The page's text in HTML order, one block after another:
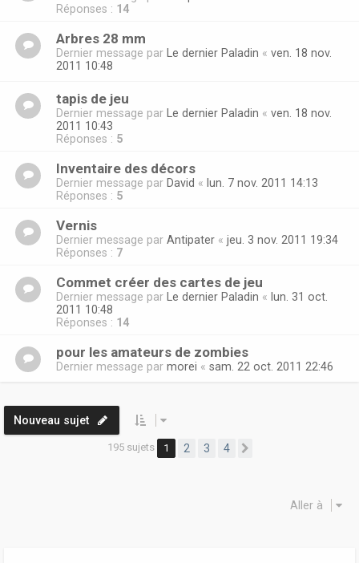
Réponses : 14
Arbres 28 mm
Dernier message par Le dernier Paladin « ven. 18 nov.
2011 10:48
tapis de jeu
Dernier message par Le dernier Paladin « ven. 18 nov.
2011 10:43
Réponses : 5
Inventaire des décors
Dernier message par David « lun. 7 nov. 2011 14:13
Réponses : 5
Vernis
Dernier message par Antipater « jeu. 3 nov. 2011 19:34
Réponses : 7
Commet créer des cartes de jeu
Dernier message par Le dernier Paladin « lun. 31 oct.
2011 10:48
Réponses : 14
pour les amateurs de zombies
Dernier message par morei « sam. 22 oct. 2011 22:46
Nouveau sujet
195 sujets 1 2 3 4
Aller à